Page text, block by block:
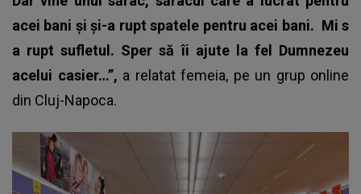
acei bani și și-a rupt spatele pentru acei bani. Mi s
a rupt sufletul. Sper să îi ajute la fel Dumnezeu
acelui casier…”, a relatat femeia, pe un grup online
din Cluj-Napoca.